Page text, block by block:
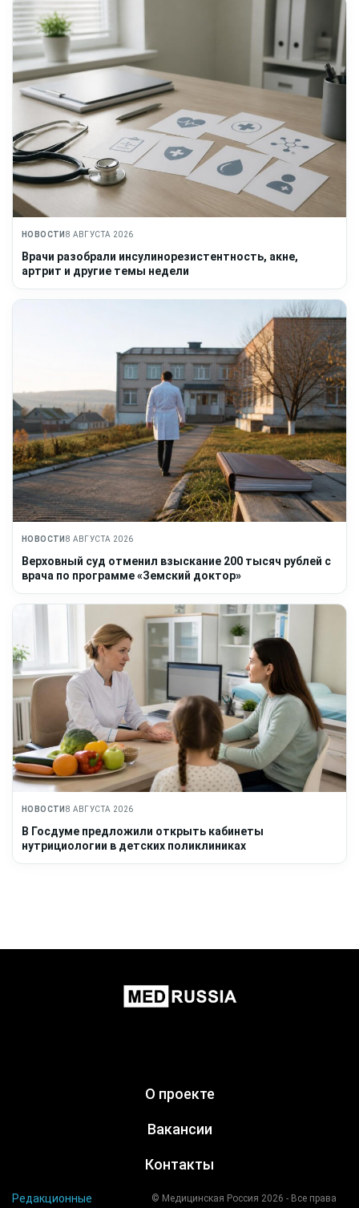
НОВОСТИ 8 АВГУСТА 2026
Врачи разобрали инсулинорезистентность, акне,
артрит и другие темы недели
НОВОСТИ 8 АВГУСТА 2026
Верховный суд отменил взыскание 200 тысяч рублей с
врача по программе «Земский доктор»
НОВОСТИ 8 АВГУСТА 2026
В Госдуме предложили открыть кабинеты
нутрициологии в детских поликлиниках
О проекте
Вакансии
Контакты
Редакционные © Медицинская Россия 2026 - Все права